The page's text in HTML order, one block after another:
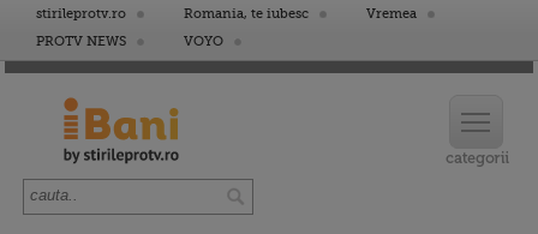
stirileprotv.ro Romania, te iubesc
Vremea
PROTV NEWS
VOYO